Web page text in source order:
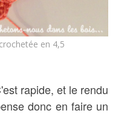
en 4,5
rapide, et le rendu
donc en faire un